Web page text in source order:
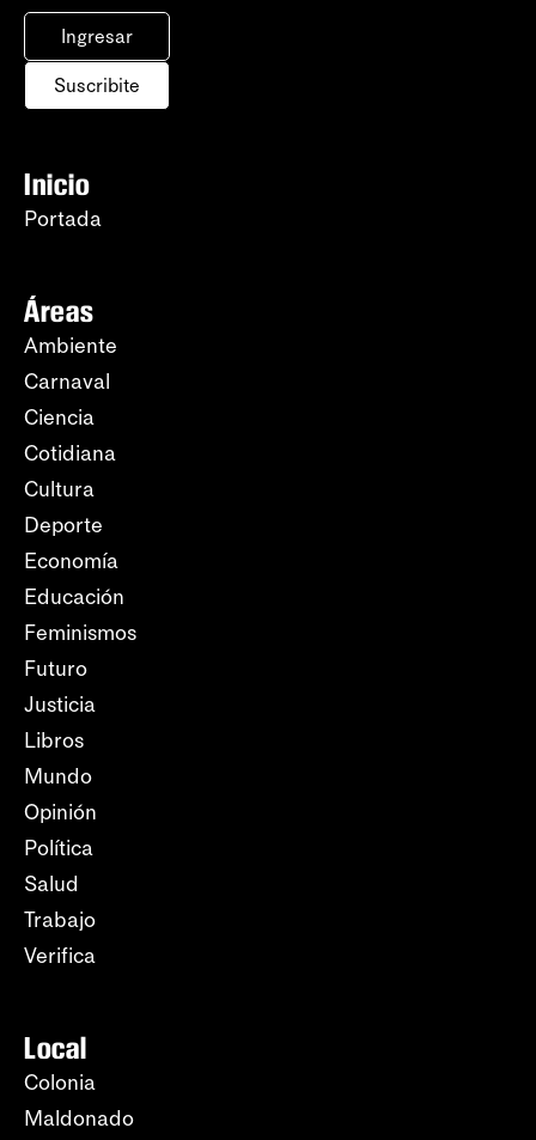
Ingresar
Suscribite
Inicio
Portada
Áreas
Ambiente
Carnaval
Ciencia
Cotidiana
Cultura
Deporte
Economía
Educación
Feminismos
Futuro
Justicia
Libros
Mundo
Opinión
Política
Salud
Trabajo
Verifica
Local
Colonia
Maldonado